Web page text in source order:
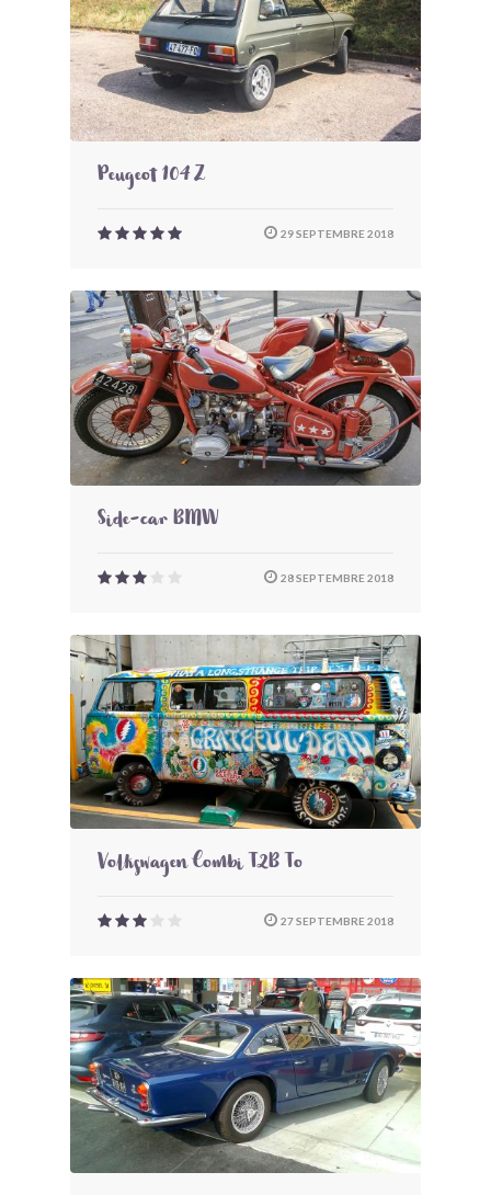
Peugeot 104 Z
29 SEPTEMBRE 2018
Side-car BMW
28 SEPTEMBRE 2018
Volkswagen Combi T2B To
27 SEPTEMBRE 2018